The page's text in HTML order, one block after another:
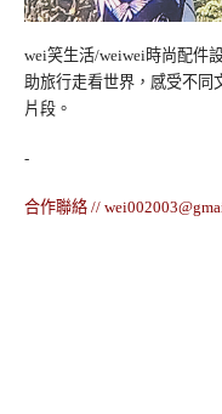
wei笑生活/weiwei時尚配件
助旅行走看世界，感受不
片段。
-
合作聯絡 //